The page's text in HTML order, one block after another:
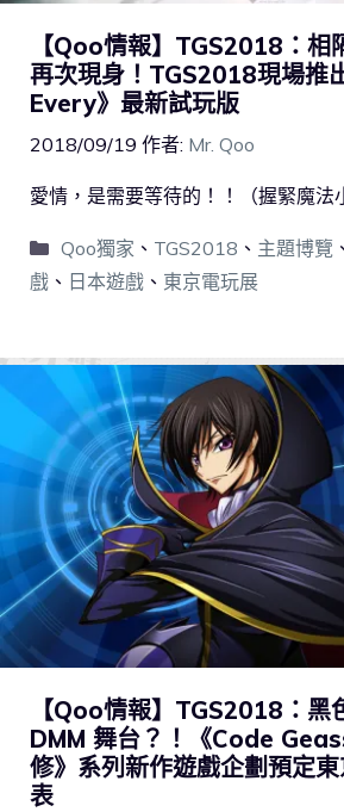
【Qoo情報】TGS2018：相
再次現身！TGS2018現場推
Every》最新試玩版
2018/09/19 作者: Mr. Qoo
愛情，是需要等待的！！（握緊魔法
Qoo獨家 、 TGS2018 、 主題博覽
戲 、 日本遊戲 、 東京電玩展
【Qoo情報】TGS2018：黑
DMM 舞台？！《Code
修》系列新作遊戲企劃預定
表